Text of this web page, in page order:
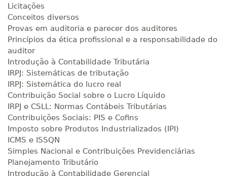
Licitações
Conceitos diversos
Provas em auditoria e parecer dos auditores
Princípios da ética profissional e a responsabilidade do
auditor
Introdução à Contabilidade Tributária
IRPJ: Sistemáticas de tributação
IRPJ: Sistemática do lucro real
Contribuição Social sobre o Lucro Líquido
IRPJ e CSLL: Normas Contábeis Tributárias
Contribuições Sociais: PIS e Cofins
Imposto sobre Produtos Industrializados (IPI)
ICMS e ISSQN
Simples Nacional e Contribuições Previdenciárias
Planejamento Tributário
Introdução à Contabilidade Gerencial